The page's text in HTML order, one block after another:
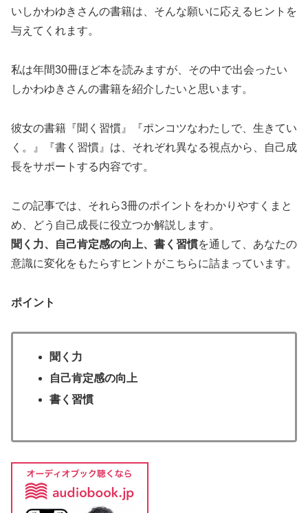
いしかわゆきさんの書籍は、そんな願いに応えるヒントを
与えてくれます。
私は年間30冊ほど本を読みますが、その中で出会ったい
しかわゆきさんの書籍を紹介したいと思います。
彼女の書籍『聞く習慣』『ポンコツなわたしで、生きてい
く。』『書く習慣』は、それぞれ異なる視点から、自己成
長をサポートする内容です。
この記事では、それら3冊のポイントをわかりやすくまと
め、どう自己成長に役立つか解説します。
聞く力、自己肯定感の向上、書く習慣を通して、あなたの
意識に変化をもたらすヒントがこちらに詰まっています。
ポイント
聞く力
自己肯定感の向上
書く習慣